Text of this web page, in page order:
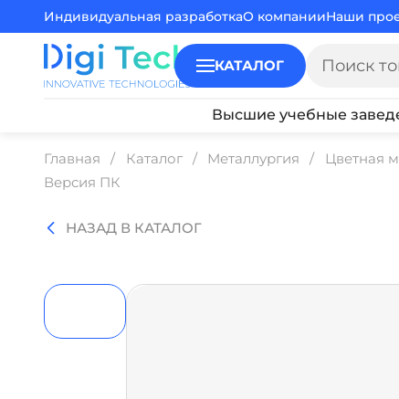
Индивидуальная разработкаО компанииНаши
КАТАЛОГ
Высшие учебные
Главная Каталог Металлургия Цветная
Версия ПК
НАЗАД В КАТАЛОГ